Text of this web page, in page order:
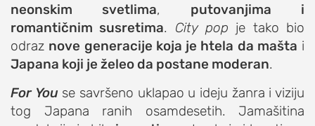
neonskim svetlima,
putovanjima i
romantičnim susretima. City pop je tako bio
odraz nove generacije koja je htela da mašta i
Japana koji je želeo da postane moderan.
For Youse savršeno uklapao u ideju žanra i viziju
tog Japana ranih osamdesetih. Jamašitina